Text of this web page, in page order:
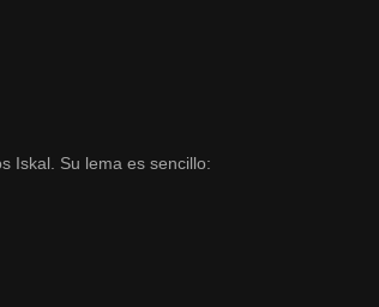
Iskal. Su lema es sencillo: